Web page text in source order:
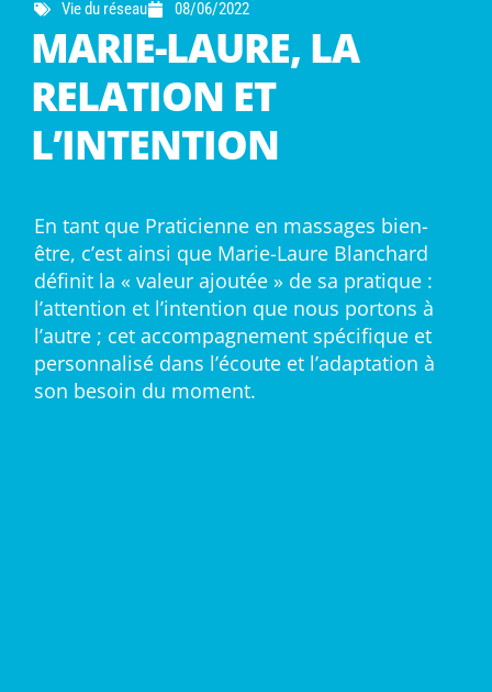
Vie du réseau 08/06/2022
MARIE-LAURE, LA
RELATION ET
L’INTENTION
En tant que Praticienne en massages bien-
être, c’est ainsi que Marie-Laure Blanchard
définit la « valeur ajoutée » de sa pratique :
l’attention et l’intention que nous portons à
l’autre ; cet accompagnement spécifique et
personnalisé dans l’écoute et l’adaptation à
son besoin du moment.